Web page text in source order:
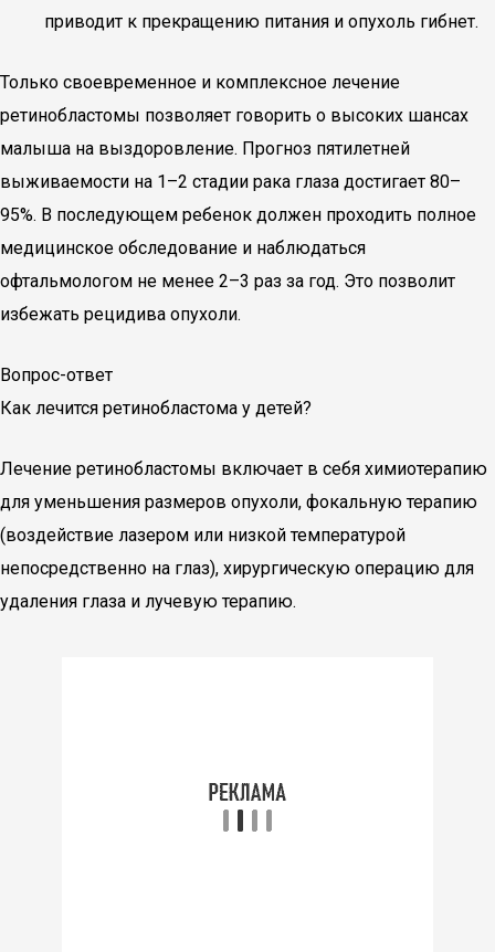
приводит к прекращению питания и опухоль гибнет.
Только своевременное и комплексное лечение
ретинобластомы позволяет говорить о высоких шансах
малыша на выздоровление. Прогноз пятилетней
выживаемости на 1–2 стадии рака глаза достигает 80–
95%. В последующем ребенок должен проходить полное
медицинское обследование и наблюдаться
офтальмологом не менее 2–3 раз за год. Это позволит
избежать рецидива опухоли.
Вопрос-ответ
Как лечится ретинобластома у детей?
Лечение ретинобластомы включает в себя химиотерапию
для уменьшения размеров опухоли, фокальную терапию
(воздействие лазером или низкой температурой
непосредственно на глаз), хирургическую операцию для
удаления глаза и лучевую терапию.